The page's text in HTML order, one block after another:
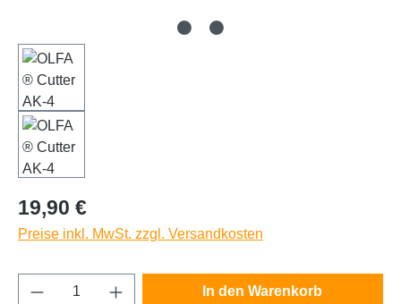
Regulärer Preis:
19,90 €
Preise inkl. MwSt. zzgl. Versandkosten
Produkt Anzahl: Gib den gewünschten
In den Warenkorb